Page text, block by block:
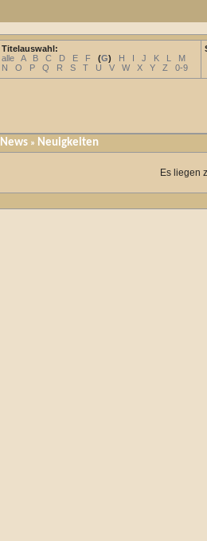
Titelauswahl:
alle
A B C D E F (G) H I J K L
M
N
O P Q R S T U V W X Y Z 0-9
News » Neuigkeiten
Es liegen